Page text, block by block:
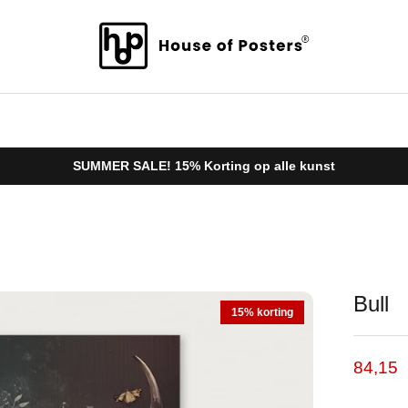
SUMMER SALE! 15% Korting op alle kunst
15% korting Bull
84,15